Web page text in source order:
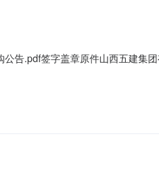
告.pdf签字盖章原件山西五建集
西五建集团有限公司装配式建筑